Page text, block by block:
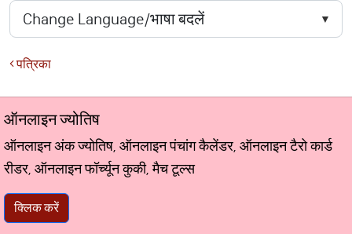
पत्रिका
ऑनलाइन ज्योतिष
ऑनलाइन अंक ज्योतिष, ऑनलाइन पंचांग कैलेंडर, ऑनलाइन टैरो कार्ड
रीडर, ऑनलाइन फॉर्च्यून कुकी, मैच टूल्स
क्लिक करें